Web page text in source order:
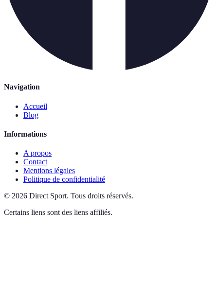
Navigation
Accueil
Blog
Informations
A propos
Contact
Mentions légales
Politique de confidentialité
© 2026 Direct Sport. Tous droits réservés.
Certains liens sont des liens affiliés.